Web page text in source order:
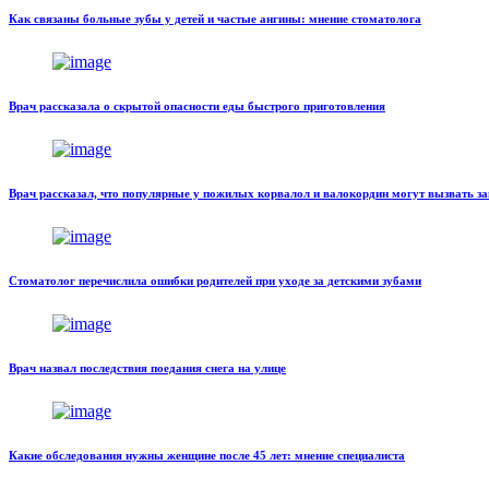
Как связаны больные зубы у детей и частые ангины: мнение стоматолога
Врач рассказала о скрытой опасности еды быстрого приготовления
Врач рассказал, что популярные у пожилых корвалол и валокордин могут вызвать
Стоматолог перечислила ошибки родителей при уходе за детскими зубами
Врач назвал последствия поедания снега на улице
Какие обследования нужны женщине после 45 лет: мнение специалиста